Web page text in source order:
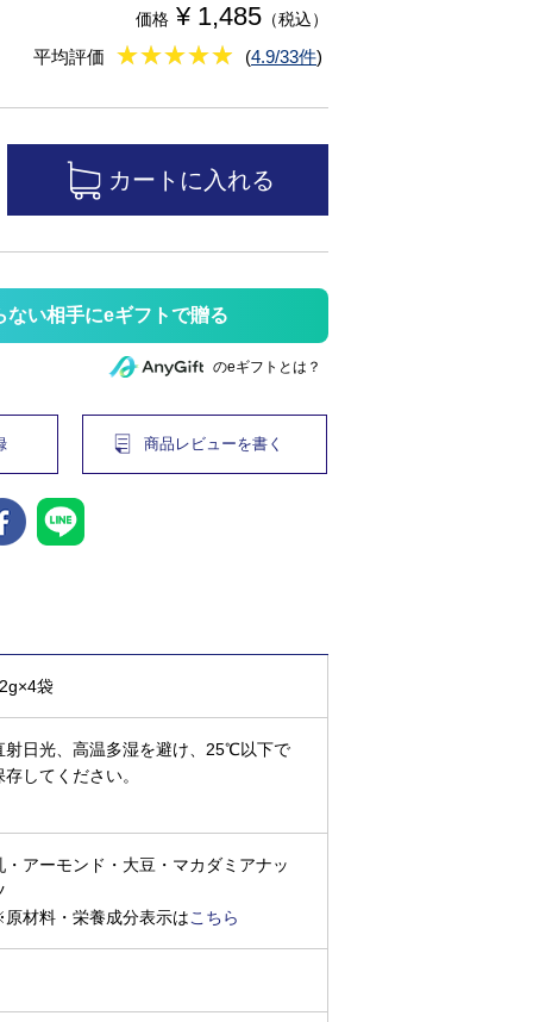
価格 ¥ 1,485 （税込）
平均評価 ★★★★★
★★★★★ (4.9/33件)
ない相手にeギフトで贈る
のeギフトとは？
商品レビューを書く
袋
射日光、高温多湿を避け、25℃以下で
存してください。
・アーモンド・大豆・マカダミアナッ
材料・栄養成分表示はこちら